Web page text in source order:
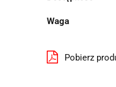
Waga
Pobierz